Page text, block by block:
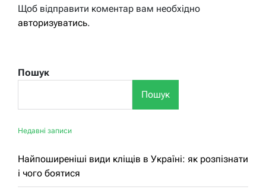
Щоб відправити коментар вам необхідно
авторизуватись.
Пошук
Пошук
Недавні записи
Найпоширеніші види кліщів в Україні: як розпізнати
і чого боятися